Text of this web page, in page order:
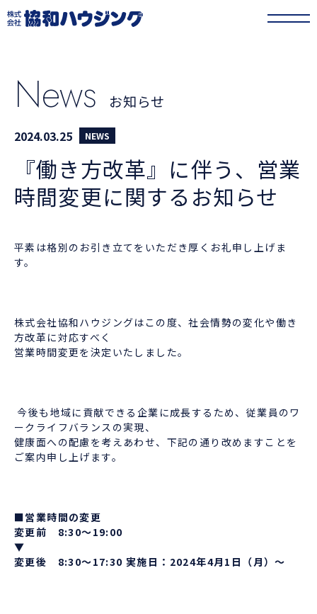
協和ハウジング >お知らせ > 『働き方改革』に伴う、営業時間変更に関するお
知らせ
News お知らせ
2024.03.25 NEWS
『働き方改革』に伴う、営業
時間変更に関するお知らせ
平素は格別のお引き立てをいただき厚くお礼申し上げま
す。
株式会社協和ハウジングはこの度、社会情勢の変化や働き
方改革に対応すべく
営業時間変更を決定いたしました。
今後も地域に貢献できる企業に成長するため、従業員のワ
ークライフバランスの実現、
健康面への配慮を考えあわせ、下記の通り改めますことを
ご案内申し上げます。
■営業時間の変更
変更前 8:30～19:00
▼
変更後 8:30～17:30 実施日：2024年4月1日（月）～